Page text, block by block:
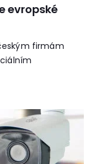
evropské
firmám